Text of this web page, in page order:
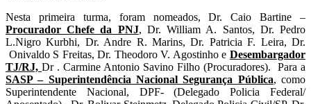
Nesta primeira turma, foram nomeados, Dr. Caio Bartine –
Procurador Chefe da PNJ, Dr. William A. Santos, Dr. Pedro
L.Nigro Kurbhi, Dr. Andre R. Marins, Dr. Patricia F. Leira, Dr.
Onivaldo S Freitas, Dr. Theodoro V. Agostinho e Desembargador
TJ/RJ, Dr . Carmine Antonio Savino Filho (Procuradores). Para a
SASP – Superintendência Nacional Segurança Pública, como
Superintendente Nacional, DPF- (Delegado Policia Federal/